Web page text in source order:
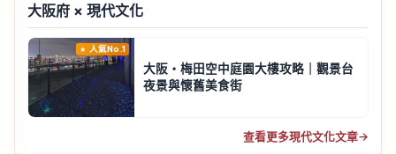
大阪府 × 現代文化
人氣No.1
大阪・梅田空中庭園大樓攻略｜觀景台
夜景與懷舊美食街
查看更多現代文化文章→